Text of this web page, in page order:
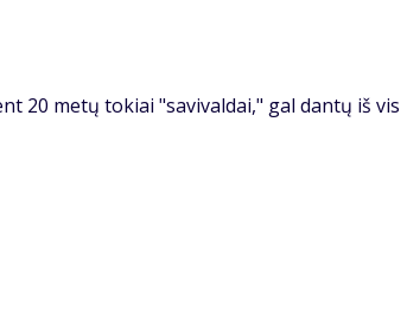
20 metų tokiai "savivaldai," gal dantų iš vis